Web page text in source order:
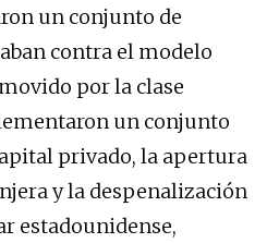
un conjunto de
contra el modelo
por la clase
un conjunto
privado, la apertura
y la despenalización
estadounidense,